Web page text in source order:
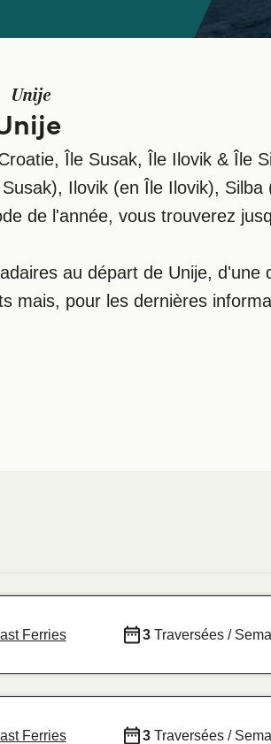
Unije
Île Susak, Île Ilovik & Île
Ilovik (en Île Ilovik),
de l'année, vous trouverez
au départ de Unije,
mais, pour les dernières
Ferries 3Traversées /
Ferries 3Traversées /